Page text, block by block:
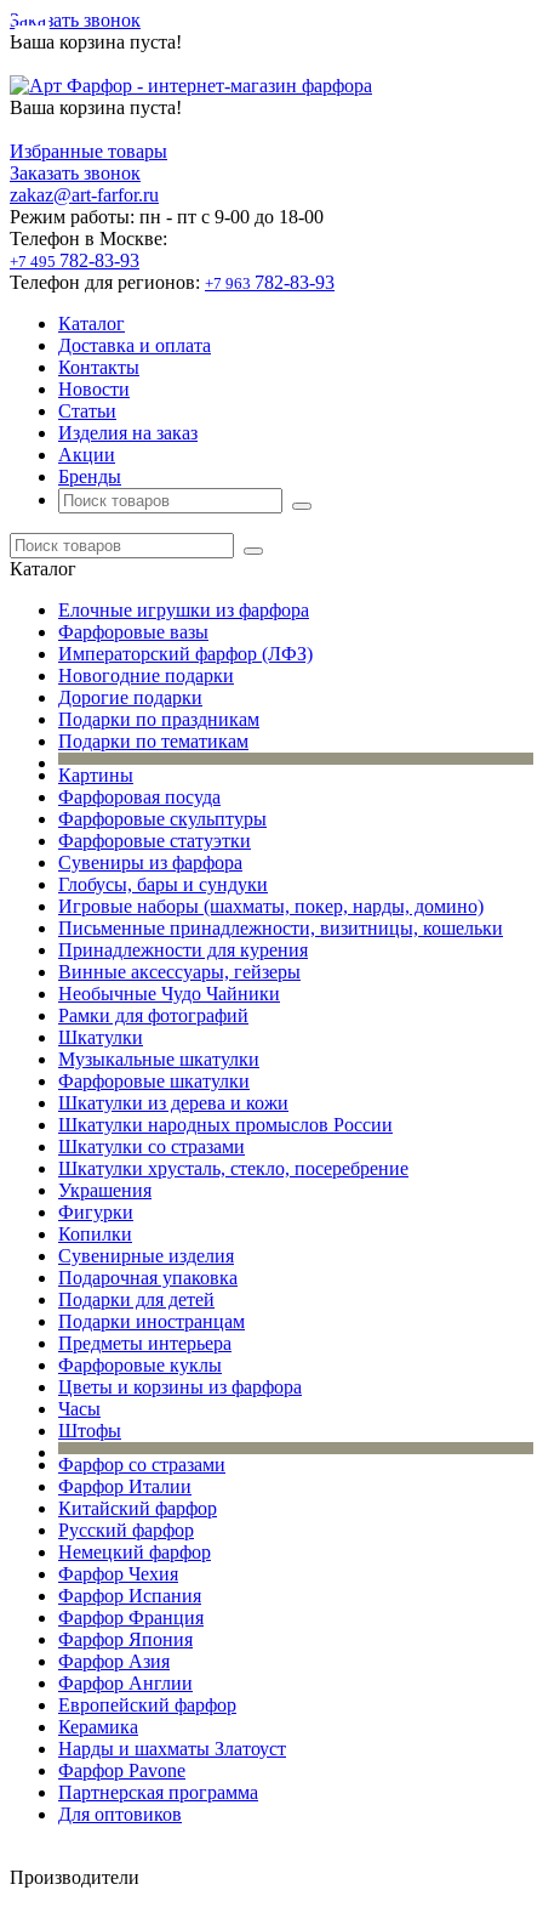
Заказать звонок
Ваша корзина пуста!
Ваша корзина пуста!
Избранные товары
Заказать звонок
zakaz@art-farfor.ru
Режим работы: пн - пт c 9-00 до 18-00
Телефон в Москве:
+7 495 782-83-93
Телефон для регионов: +7 963 782-83-93
Каталог
Доставка и оплата
Контакты
Новости
Статьи
Изделия на заказ
Акции
Бренды
Каталог
Елочные игрушки из фарфора
Фарфоровые вазы
Императорский фарфор (ЛФЗ)
Новогодние подарки
Дорогие подарки
Подарки по праздникам
Подарки по тематикам
Картины
Фарфоровая посуда
Фарфоровые скульптуры
Фарфоровые статуэтки
Сувениры из фарфора
Глобусы, бары и сундуки
Игровые наборы (шахматы, покер, нарды, домино)
Письменные принадлежности, визитницы, кошельки
Принадлежности для курения
Винные аксессуары, гейзеры
Необычные Чудо Чайники
Рамки для фотографий
Шкатулки
Музыкальные шкатулки
Фарфоровые шкатулки
Шкатулки из дерева и кожи
Шкатулки народных промыслов России
Шкатулки со стразами
Шкатулки хрусталь, стекло, посеребрение
Украшения
Фигурки
Копилки
Сувенирные изделия
Подарочная упаковка
Подарки для детей
Подарки иностранцам
Предметы интерьера
Фарфоровые куклы
Цветы и корзины из фарфора
Часы
Штофы
Фарфор со стразами
Фарфор Италии
Китайский фарфор
Русский фарфор
Немецкий фарфор
Фарфор Чехия
Фарфор Испания
Фарфор Франция
Фарфор Япония
Фарфор Азия
Фарфор Англии
Европейский фарфор
Керамика
Нарды и шахматы Златоуст
Фарфор Pavone
Партнерская программа
Для оптовиков
Производители